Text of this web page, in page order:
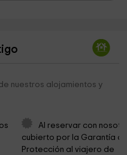
Foundation. 1,6 km
nuestros alojamientos y
Al reservar con
cubierto por la Garantía
Protección al viajero de